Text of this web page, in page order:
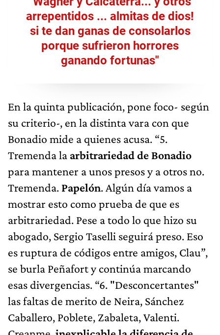
arrepentidos ... almitas de dios!
si te dan ganas de consolarlos
porque sufrieron horrores
ganando fortunas"
En la quinta publicación, pone foco- según
su criterio-, en la distinta vara con que
Bonadio mide a quienes acusa. “5.
Tremenda la arbitrariedad de Bonadio
para mantener a unos presos y a otros no.
Tremenda. Papelón. Algún día vamos a
mostrar esto como prueba de que es
arbitrariedad. Pese a todo lo que hizo su
abogado, Sergio Taselli seguirá preso. Eso
es ruptura de códigos entre amigos, Clau”,
se burla Peñafort y continúa marcando
esas divergencias. “6. "Desconcertantes"
las faltas de merito de Neira, Sánchez
Caballero, Poblete, Zabaleta, Valenti.